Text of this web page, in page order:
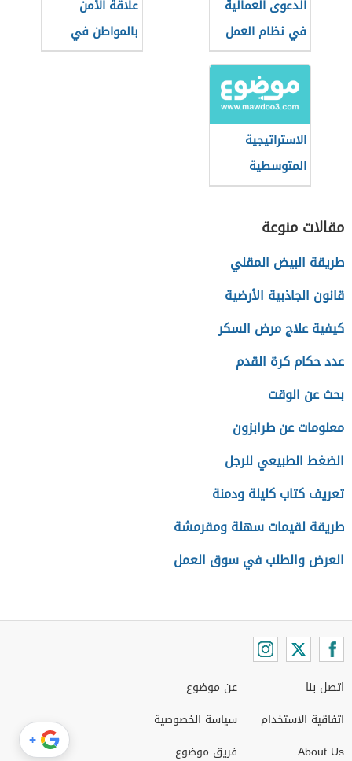
الدعوى العمالية
في نظام العمل
السعودي
علاقة الأمن
بالمواطن في
بعدها الاجتماعي
الاستراتيجية
المتوسطية
للتنمية
المستدامة
مقالات منوعة
طريقة البيض المقلي
قانون الجاذبية الأرضية
كيفية علاج مرض السكر
عدد حكام كرة القدم
بحث عن الوقت
معلومات عن طرابزون
الضغط الطبيعي للرجل
تعريف كتاب كليلة ودمنة
طريقة لقيمات سهلة ومقرمشة
العرض والطلب في سوق العمل
اتصل بنا
اتفاقية الاستخدام
About Us
عن موضوع
سياسة الخصوصية
فريق موضوع
+